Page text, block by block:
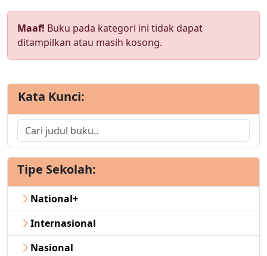
Maaf! Buku pada kategori ini tidak dapat
ditampilkan atau masih kosong.
Kata Kunci:
Tipe Sekolah:
National+
Internasional
Nasional